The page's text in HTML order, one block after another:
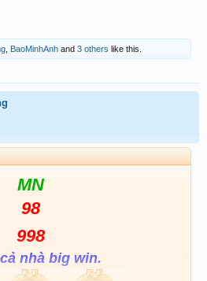
BaoMinhAnh and 3 others like this.
MN
98
998
nhà big win.